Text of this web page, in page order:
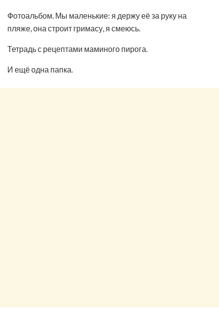
Фотоальбом. Мы маленькие: я держу её за руку на
пляже, она строит гримасу, я смеюсь.
Тетрадь с рецептами маминого пирога.
И ещё одна папка.